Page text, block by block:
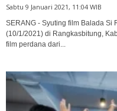
Sabtu 9 Januari 2021, 11:04 WIB
SERANG - Syuting film Balada Si
(10/1/2021) di Rangkasbitung,
film perdana dari...